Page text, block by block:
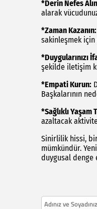
*Derin Nefes
alarak
*Zaman Kazanın:
sakinleşmek için
*Duygularınızı
şekilde iletişim
*Empati Kurun:
Başkalarının
*Sağlıklı
azaltacak
Sinirlilik hissi,
mümkündür.
duygusal